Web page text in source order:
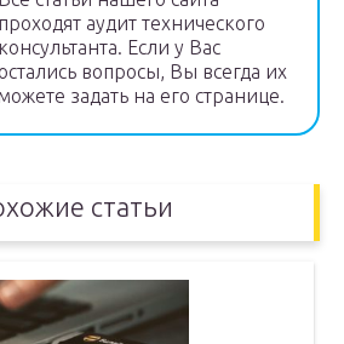
проходят аудит технического
консультанта. Если у Вас
вопросы, Вы всегда их
можете задать на его странице.
статьи